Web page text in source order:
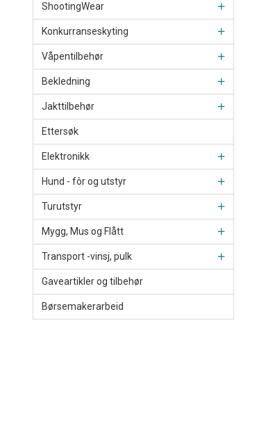
ShootingWear
Konkurranseskyting
Våpentilbehør
Bekledning
Jakttilbehør
Ettersøk
Elektronikk
Hund - fôr og utstyr
Turutstyr
Mygg, Mus og Flått
Transport -vinsj, pulk
Gaveartikler og tilbehør
Børsemakerarbeid